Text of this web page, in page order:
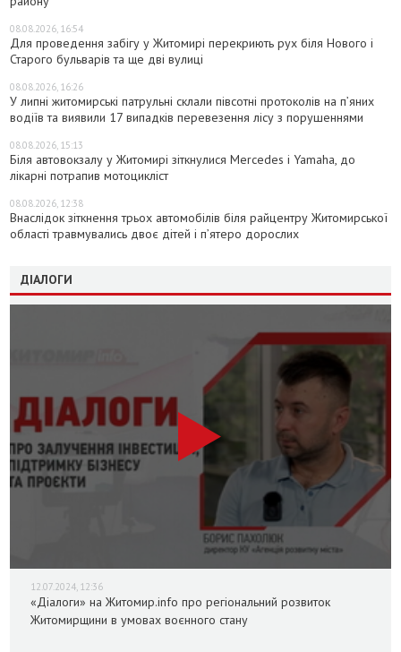
08.08.2026, 16:54
Для проведення забігу у Житомирі перекриють рух біля Нового і
Старого бульварів та ще дві вулиці
08.08.2026, 16:26
У липні житомирські патрульні склали півсотні протоколів на пʼяних
водіїв та виявили 17 випадків перевезення лісу з порушеннями
08.08.2026, 15:13
Біля автовокзалу у Житомирі зіткнулися Mercedes і Yamaha, до
лікарні потрапив мотоцикліст
08.08.2026, 12:38
Внаслідок зіткнення трьох автомобілів біля райцентру Житомирської
області травмувались двоє дітей і пʼятеро дорослих
ДІАЛОГИ
12.07.2024, 12:36
«Діалоги» на Житомир.info про регіональний розвиток
Житомирщини в умовах воєнного стану